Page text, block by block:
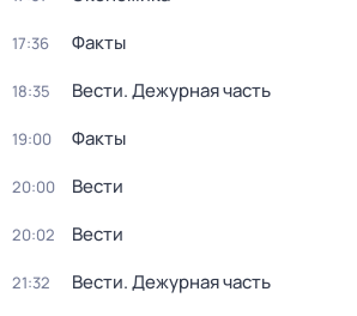
17:36 Факты
18:35 Вести. Дежурная часть
19:00 Факты
20:00 Вести
20:02 Вести
21:32 Вести. Дежурная часть